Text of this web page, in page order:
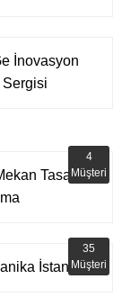
İnovasyon
Tasarım
4
Müşteri
İstanbul
35
Müşteri